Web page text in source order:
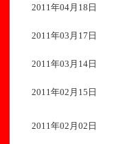
2011年04月18日
2011年03月17日
2011年03月14日
2011年02月15日
2011年02月02日